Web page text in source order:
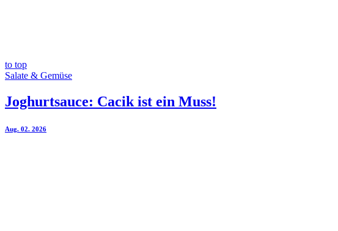
to top
Salate & Gemüse
Joghurtsauce: Cacik ist ein Muss!
Aug. 02. 2026